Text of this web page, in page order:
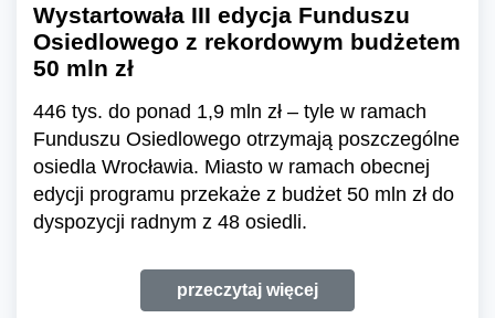
Wystartowała III edycja Funduszu
Osiedlowego z rekordowym budżetem
50 mln zł
446 tys. do ponad 1,9 mln zł – tyle w ramach
Funduszu Osiedlowego otrzymają poszczególne
osiedla Wrocławia. Miasto w ramach obecnej
edycji programu przekaże z budżet 50 mln zł do
dyspozycji radnym z 48 osiedli.
przeczytaj więcej